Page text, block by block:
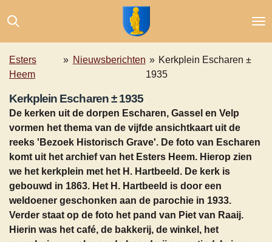
direct
naar
de
hoofdinhoud
Esters
Heem
» Nieuwsberichten » Kerkplein Escharen ±
1935
Kerkplein Escharen ± 1935
De kerken uit de dorpen Escharen, Gassel en Velp
vormen het thema van de vijfde ansichtkaart uit de
reeks 'Bezoek Historisch Grave'. De foto van Escharen
komt uit het archief van het Esters Heem. Hierop zien
we het kerkplein met het H. Hartbeeld. De kerk is
gebouwd in 1863. Het H. Hartbeeld is door een
weldoener geschonken aan de parochie in 1933.
Verder staat op de foto het pand van Piet van Raaij.
Hierin was het café, de bakkerij, de winkel, het